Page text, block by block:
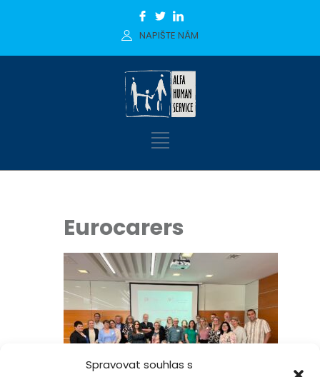
Spravovat souhlas s
NAPIŠTE NÁM
Eurocarers